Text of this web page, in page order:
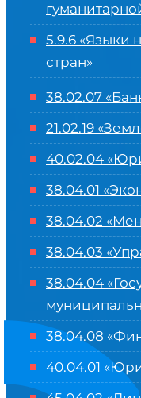
5.9.6 «Языки
стран»
38.02.07
21.02.19
40.02.04
38.04.01
38.04.02
38.04.03
38.04.04
38.04.08
40.04.01